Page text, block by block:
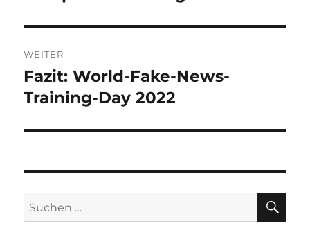
WEITER
Nächster
Beitrag:
Fazit: World-Fake-News-
Training-Day 2022
Suchen
nach: